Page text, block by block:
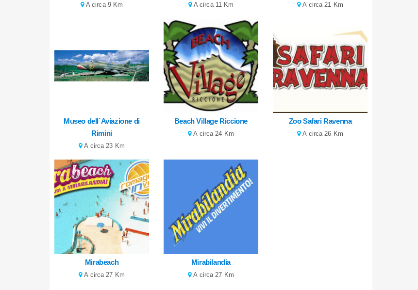
A circa 9 Km A circa 11 Km A circa 21 Km
Museo dell´Aviazione di
Rimini
A circa 23 Km
Beach Village Riccione
A circa 24 Km
Zoo Safari Ravenna
A circa 26 Km
Mirabeach
A circa 27 Km
Mirabilandia
A circa 27 Km